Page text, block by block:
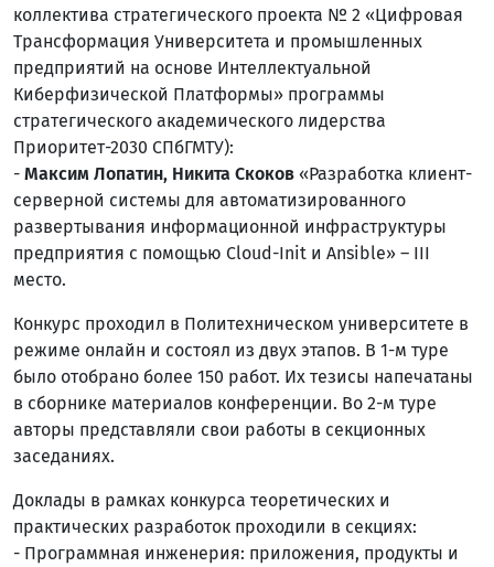
коллектива стратегического проекта № 2 «Цифровая
Трансформация Университета и промышленных
предприятий на основе Интеллектуальной
Киберфизической Платформы» программы
стратегического академического лидерства
Приоритет-2030 СПбГМТУ):
- Максим Лопатин, Никита Скоков «Разработка клиент-
серверной системы для автоматизированного
развертывания информационной инфраструктуры
предприятия с помощью Cloud-Init и Ansible» – III
место.
Конкурс проходил в Политехническом университете в
режиме онлайн и состоял из двух этапов. В 1-м туре
было отобрано более 150 работ. Их тезисы напечатаны
в сборнике материалов конференции. Во 2-м туре
авторы представляли свои работы в секционных
заседаниях.
Доклады в рамках конкурса теоретических и
практических разработок проходили в секциях:
- Программная инженерия: приложения, продукты и